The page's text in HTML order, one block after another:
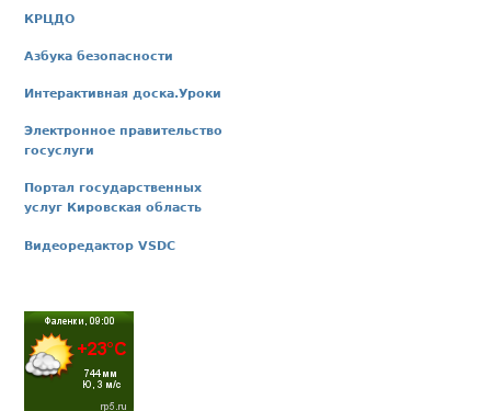
КРЦДО
Азбука безопасности
Интерактивная доска.Уроки
Электронное правительство
госуслуги
Портал государственных
услуг Кировская область
Видеоредактор VSDC